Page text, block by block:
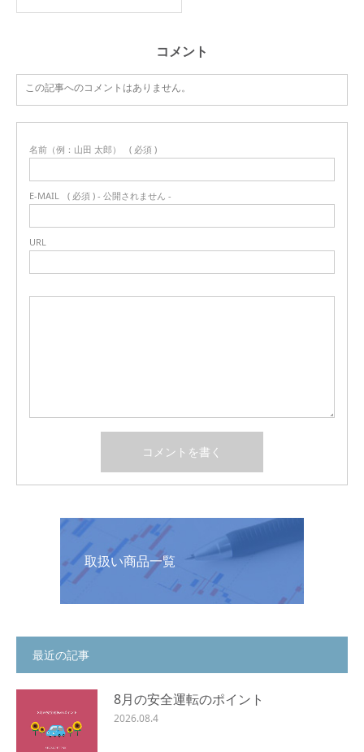
コメント
この記事へのコメントはありません。
名前（例：山田 太郎） ( 必須 )
E-MAIL ( 必須 ) - 公開されません -
URL
取扱い商品一覧
最近の記事
8月の安全運転のポイント
2026.08.4